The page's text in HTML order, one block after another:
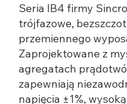
Seria IB4 firmy
trójfazowe,
przemiennego
Zaprojektowane z
agregatach
zapewniają
napięcia ±1%,